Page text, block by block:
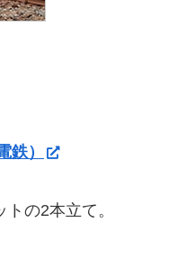
）
の2本立て。